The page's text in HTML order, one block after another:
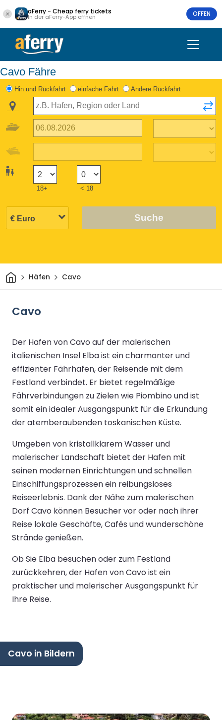
aFerry - Cheap ferry tickets
In der aFerry-App öffnen OFFEN
Cavo Fähre
Hin und Rückfahrt einfache Fahrt Andere Rückfahrt
18+ < 18
Suche
HeimHäfen Cavo
Cavo
Der Hafen von Cavo auf der malerischen
italienischen Insel Elba ist ein charmanter und
effizienter Fährhafen, der Reisende mit dem
Festland verbindet. Er bietet regelmäßige
Fährverbindungen zu Zielen wie Piombino und ist
somit ein idealer Ausgangspunkt für die Erkundung
der atemberaubenden toskanischen Küste.
Umgeben von kristallklarem Wasser und
malerischer Landschaft bietet der Hafen mit
seinen modernen Einrichtungen und schnellen
Einschiffungsprozessen ein reibungsloses
Reiseerlebnis. Dank der Nähe zum malerischen
Dorf Cavo können Besucher vor oder nach ihrer
Reise lokale Geschäfte, Cafés und wunderschöne
Strände genießen.
Ob Sie Elba besuchen oder zum Festland
zurückkehren, der Hafen von Cavo ist ein
praktischer und malerischer Ausgangspunkt für
Ihre Reise.
Cavo in Bildern